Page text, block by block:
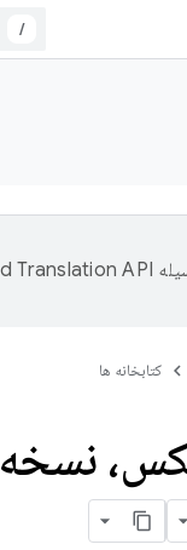
/
کتابخانه ها